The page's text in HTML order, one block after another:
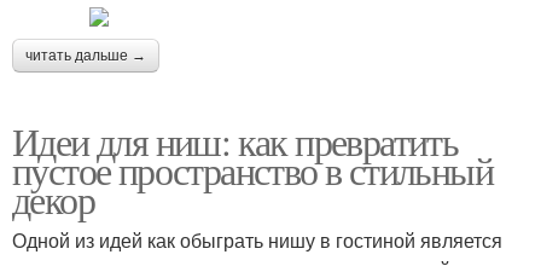
читать дальше →
Идеи для ниш: как превратить
пустое пространство в стильный
декор
Одной из идей как обыграть нишу в гостиной является